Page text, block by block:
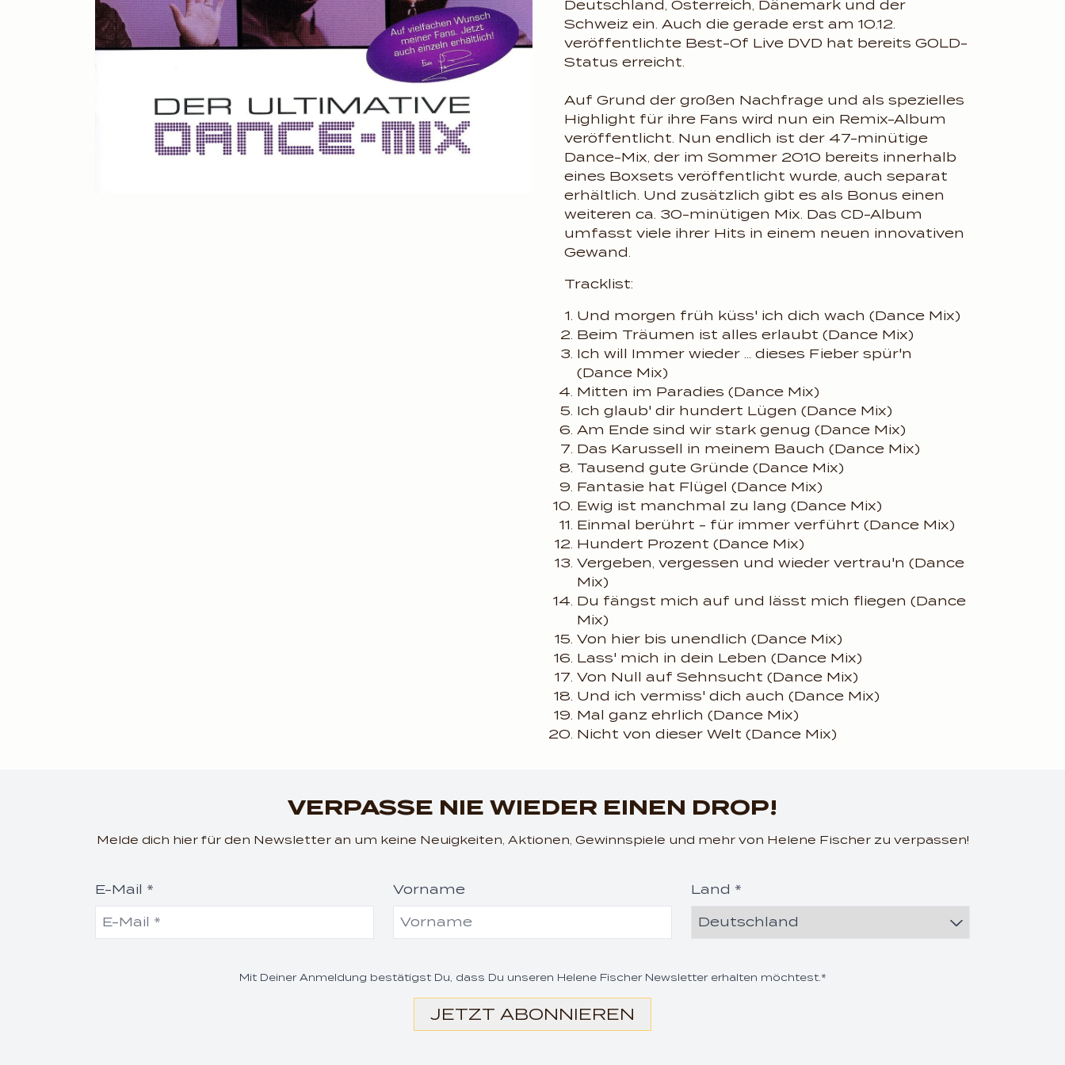
Deutschland, Österreich, Dänemark und der
Schweiz ein. Auch die gerade erst am 10.12.
veröffentlichte Best-Of Live DVD hat bereits GOLD-
Status erreicht.
Auf Grund der großen Nachfrage und als spezielles
Highlight für ihre Fans wird nun ein Remix-Album
veröffentlicht. Nun endlich ist der 47-minütige
Dance-Mix, der im Sommer 2010 bereits innerhalb
eines Boxsets veröffentlicht wurde, auch separat
erhältlich. Und zusätzlich gibt es als Bonus einen
weiteren ca. 30-minütigen Mix. Das CD-Album
umfasst viele ihrer Hits in einem neuen innovativen
Gewand.
Tracklist:
Und morgen früh küss' ich dich wach (Dance Mix)
Beim Träumen ist alles erlaubt (Dance Mix)
Ich will Immer wieder ... dieses Fieber spür'n
(Dance Mix)
Mitten im Paradies (Dance Mix)
Ich glaub' dir hundert Lügen (Dance Mix)
Am Ende sind wir stark genug (Dance Mix)
Das Karussell in meinem Bauch (Dance Mix)
Tausend gute Gründe (Dance Mix)
Fantasie hat Flügel (Dance Mix)
Ewig ist manchmal zu lang (Dance Mix)
Einmal berührt - für immer verführt (Dance Mix)
Hundert Prozent (Dance Mix)
Vergeben, vergessen und wieder vertrau'n (Dance
Mix)
Du fängst mich auf und lässt mich fliegen (Dance
Mix)
Von hier bis unendlich (Dance Mix)
Lass' mich in dein Leben (Dance Mix)
Von Null auf Sehnsucht (Dance Mix)
Und ich vermiss' dich auch (Dance Mix)
Mal ganz ehrlich (Dance Mix)
Nicht von dieser Welt (Dance Mix)
VERPASSE NIE WIEDER EINEN DROP!
Melde dich hier für den Newsletter an um keine Neuigkeiten, Aktionen, Gewinnspiele und mehr von Helene Fischer zu verpassen!
E-Mail * Vorname Land *
Mit Deiner Anmeldung bestätigst Du, dass Du unseren Helene Fischer Newsletter erhalten möchtest.*
JETZT ABONNIEREN